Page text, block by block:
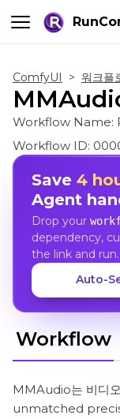
ComfyUI > 워크플
Workflow Name:
Workflow ID:
Save 4
Agent
Drop your
dependency,
the link and run.
Auto-
Workflow
MMAudio는 비디
unmatched